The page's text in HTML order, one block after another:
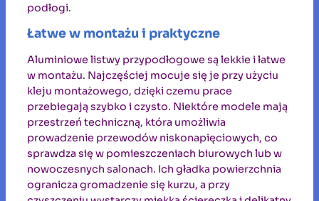
podłogi.
Łatwe w montażu i praktyczne
Aluminiowe listwy przypodłogowe są lekkie i łatwe
w montażu. Najczęściej mocuje się je przy użyciu
kleju montażowego, dzięki czemu prace
przebiegają szybko i czysto. Niektóre modele mają
przestrzeń techniczną, która umożliwia
prowadzenie przewodów niskonapięciowych, co
sprawdza się w pomieszczeniach biurowych lub w
nowoczesnych salonach. Ich gładka powierzchnia
ogranicza gromadzenie się kurzu, a przy